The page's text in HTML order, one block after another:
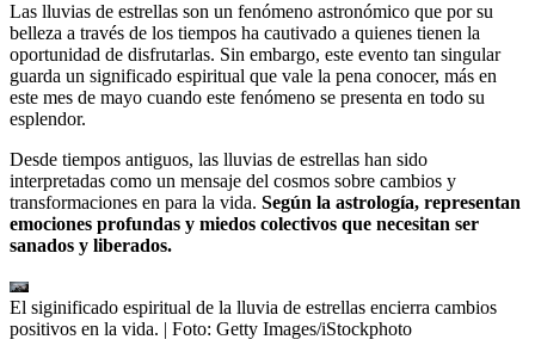
Las lluvias de estrellas son un fenómeno astronómico que por su
belleza a través de los tiempos ha cautivado a quienes tienen la
oportunidad de disfrutarlas. Sin embargo, este evento tan singular
guarda un significado espiritual que vale la pena conocer, más en
este mes de mayo cuando este fenómeno se presenta en todo su
esplendor.
Desde tiempos antiguos, las lluvias de estrellas han sido
interpretadas como un mensaje del cosmos sobre cambios y
transformaciones en para la vida. Según la astrología, representan
emociones profundas y miedos colectivos que necesitan ser
sanados y liberados.
El siginificado espiritual de la lluvia de estrellas encierra cambios
positivos en la vida. | Foto: Getty Images/iStockphoto